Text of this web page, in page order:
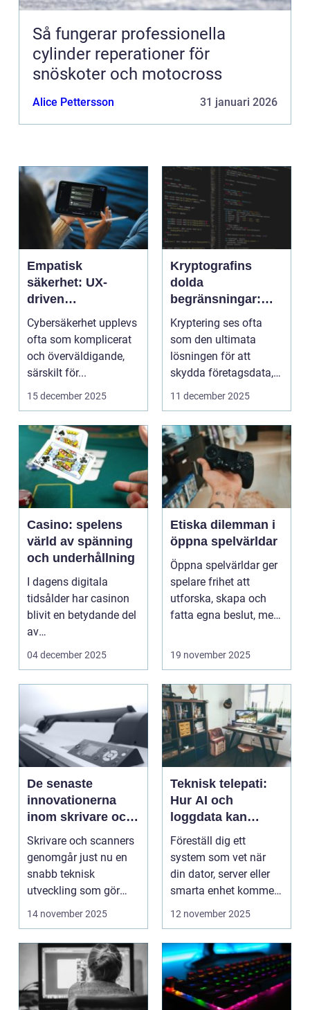
Så fungerar professionella
cylinder reperationer för
snöskoter och motocross
Alice Pettersson 31 januari 2026
Empatisk
säkerhet: UX-
driven
cybersäkerhet för
icke-tekniska
användare
Cybersäkerhet upplevs
ofta som komplicerat
och överväldigande,
särskilt för...
15 december 2025
Kryptografins
dolda
begränsningar:
När säker kod kan
missleda företag
Kryptering ses ofta
som den ultimata
lösningen för att
skydda företagsdata,
men verkl...
11 december 2025
Casino: spelens
värld av spänning
och underhållning
I dagens digitala
tidsålder har casinon
blivit en betydande del
av
onlineunderhållning. ...
04 december 2025
Etiska dilemman i
öppna spelvärldar
Öppna spelvärldar ger
spelare frihet att
utforska, skapa och
fatta egna beslut, men
19 november 2025
De senaste
innovationerna
inom skrivare och
scanners
Skrivare och scanners
genomgår just nu en
snabb teknisk
utveckling som gör
dem mer intell...
14 november 2025
Teknisk telepati:
Hur AI och
loggdata kan
förutsäga fel innan
de händer
Föreställ dig ett
system som vet när
din dator, server eller
smarta enhet kommer
att ...
12 november 2025